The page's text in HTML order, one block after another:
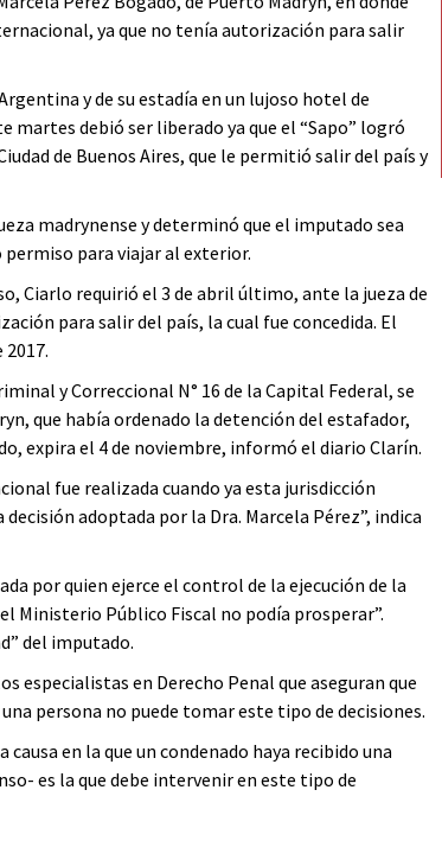
ya que no tenía autorización para salir
y de su estadía en un lujoso hotel de
martes debió ser liberado ya que el “Sapo” logró
de Buenos Aires, que le permitió salir del país y
madrynense y determinó que el imputado sea
para viajar al exterior.
Ciarlo requirió el 3 de abril último, ante la jueza de
para salir del país, la cual fue concedida. El
y Correccional N° 16 de la Capital Federal, se
que había ordenado la detención del estafador,
expira el 4 de noviembre, informó el diario Clarín.
fue realizada cuando ya esta jurisdicción
adoptada por la Dra. Marcela Pérez”, indica
por quien ejerce el control de la ejecución de la
Ministerio Público Fiscal no podía prosperar”.
del imputado.
especialistas en Derecho Penal que aseguran que
persona no puede tomar este tipo de decisiones.
en la que un condenado haya recibido una
es la que debe intervenir en este tipo de